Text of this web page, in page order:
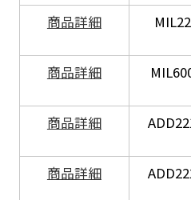
商品詳細
商品詳細
商品詳細
商品詳細